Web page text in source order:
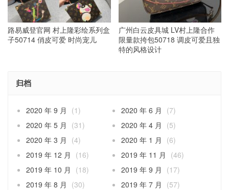
路易威登官网 村上隆彩绘系列盒
子50714 俏皮可爱 时尚宠儿
广州白云皮具城 LV村上隆合作
限量款挎包50718 调皮可爱且独
特的风格设计
归档
2020 年 9 月 (1) 2020 年 6 月
(7)
2020 年 5 月
(31) 2020 年 4 月
(5)
2020 年 3 月
(4) 2020 年 1 月
(6)
2019 年 12 月
(16) 2019 年 11 月
(46)
2019 年 10 月
(18) 2019 年 9 月
(17)
2019 年 8 月
(30) 2019 年 7 月
(57)